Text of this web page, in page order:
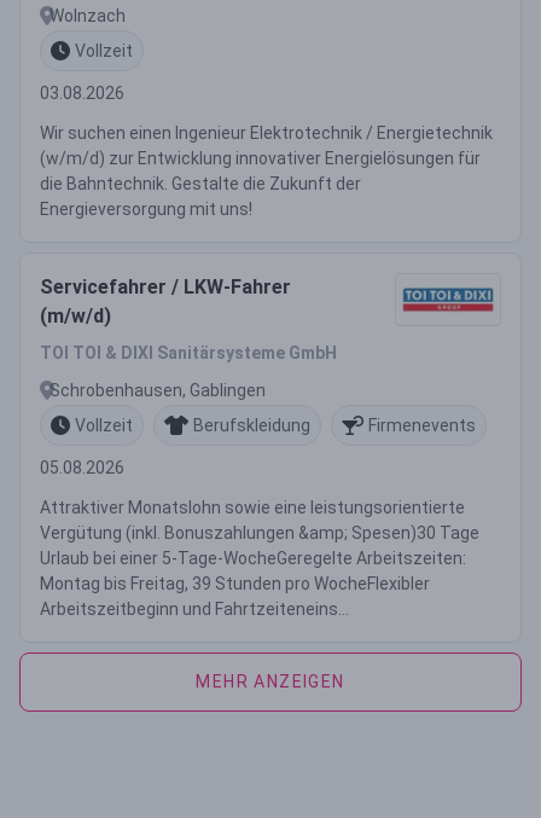
Wolnzach
Vollzeit
03.08.2026
Wir suchen einen Ingenieur Elektrotechnik / Energietechnik
(w/m/d) zur Entwicklung innovativer Energielösungen für
die Bahntechnik. Gestalte die Zukunft der
Energieversorgung mit uns!
Servicefahrer / LKW-Fahrer
(m/w/d)
TOI TOI & DIXI Sanitärsysteme GmbH
Schrobenhausen, Gablingen
Vollzeit
Berufskleidung Firmenevents
05.08.2026
Attraktiver Monatslohn sowie eine leistungsorientierte
Vergütung (inkl. Bonuszahlungen &amp; Spesen)30 Tage
Urlaub bei einer 5-Tage-WocheGeregelte Arbeitszeiten:
Montag bis Freitag, 39 Stunden pro WocheFlexibler
Arbeitszeitbeginn und Fahrtzeiteneins...
MEHR ANZEIGEN